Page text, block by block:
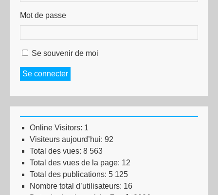
Mot de passe
Se souvenir de moi
Se connecter
Online Visitors: 1
Visiteurs aujourd’hui: 92
Total des vues: 8 563
Total des vues de la page: 12
Total des publications: 5 125
Nombre total d’utilisateurs: 16